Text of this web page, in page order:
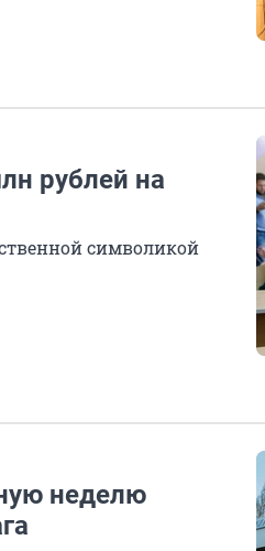
рублей на
символикой
неделю